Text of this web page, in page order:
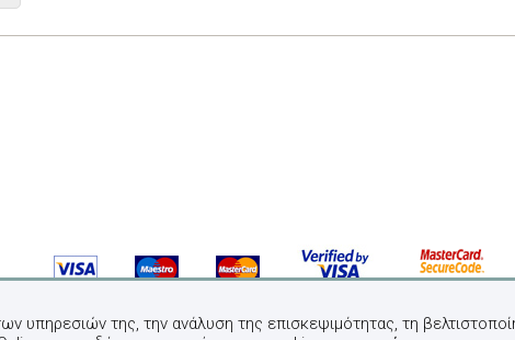
υπηρεσιών της, την ανάλυση της επισκεψιμότητας, τη